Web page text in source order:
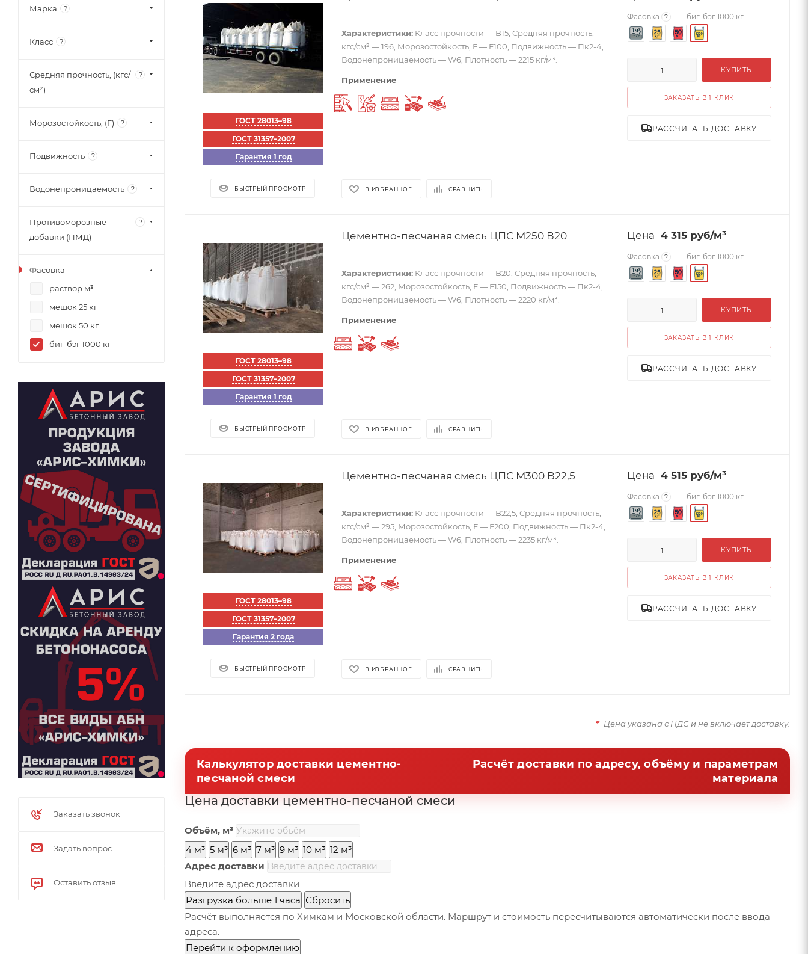
БЫСТРЫЙ ПРОСМОТР
ГОСТ 28013–98
ГОСТ 31357–2007
Гарантия 1 год
Характеристики: Класс прочности — B15, Средняя прочность,
кгс/см² — 196, Морозостойкость, F — F100, Подвижность — Пк2-4,
Водонепроницаемость — W6, Плотность — 2215 кг/м³.
Применение
Штукатурка
Ремонтный раствор
Выравнивающий слой
Укладка тротуарной плитки
В ИЗБРАННОЕ СРАВНИТЬ
Фасовка ? – биг-бэг 1000 кг
КУПИТЬ
ЗАКАЗАТЬ В 1 КЛИК
РАССЧИТАТЬ ДОСТАВКУ
БЫСТРЫЙ ПРОСМОТР
ГОСТ 28013–98
ГОСТ 31357–2007
Гарантия 1 год
Цементно-песчаная смесь ЦПС М250 В20
Характеристики: Класс прочности — B20, Средняя прочность,
кгс/см² — 262, Морозостойкость, F — F150, Подвижность — Пк2-4,
Водонепроницаемость — W6, Плотность — 2220 кг/м³.
Применение
Выравнивающий слой
Укладка тротуарной плитки
В ИЗБРАННОЕ СРАВНИТЬ
4 315 руб/м³
Фасовка ? – биг-бэг 1000 кг
КУПИТЬ
ЗАКАЗАТЬ В 1 КЛИК
РАССЧИТАТЬ ДОСТАВКУ
БЫСТРЫЙ ПРОСМОТР
ГОСТ 28013–98
ГОСТ 31357–2007
Гарантия 2 года
Цементно-песчаная смесь ЦПС М300 В22,5
Характеристики: Класс прочности — B22,5, Средняя прочность,
кгс/см² — 295, Морозостойкость, F — F200, Подвижность — Пк2-4,
Водонепроницаемость — W6, Плотность — 2235 кг/м³.
Применение
Выравнивающий слой
Укладка тротуарной плитки
В ИЗБРАННОЕ СРАВНИТЬ
4 515 руб/м³
Фасовка ? – биг-бэг 1000 кг
КУПИТЬ
ЗАКАЗАТЬ В 1 КЛИК
РАССЧИТАТЬ ДОСТАВКУ
* Цена указана с НДС и не включает доставку.
Калькулятор доставки цементно-
песчаной смеси
Расчёт доставки по адресу, объёму и параметрам
материала
Цена доставки цементно-песчаной смеси
Объём, м³
4 м³ 5 м³ 6 м³ 7 м³ 9 м³ 10 м³ 12 м³
Адрес доставки
Введите адрес доставки
Разгрузка больше 1 часа Сбросить
Расчёт выполняется по Химкам и Московской области. Маршрут и стоимость пересчитываются автоматически после ввода
адреса.
Перейти к оформлению
Марка ?
Класс ?
Средняя прочность, (кгс/
см²)
?
Морозостойкость, (F) ?
Подвижность ?
Водонепроницаемость ?
Противоморозные
добавки (ПМД)
?
Фасовка
раствор м³
мешок 25 кг
мешок 50 кг
биг-бэг 1000 кг
Заказать звонок
Задать вопрос
Оставить отзыв